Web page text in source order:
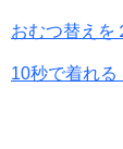
おむつ替えを
10秒で着れる